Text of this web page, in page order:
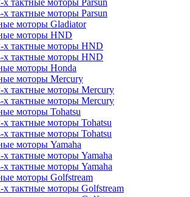
х тактные моторы Parsun
х тактные моторы Parsun
моторы Gladiator
моторы HND
х тактные моторы HND
х тактные моторы HND
моторы Honda
моторы Mercury
х тактные моторы Mercury
х тактные моторы Mercury
моторы Tohatsu
х тактные моторы Tohatsu
х тактные моторы Tohatsu
моторы Yamaha
х тактные моторы Yamaha
х тактные моторы Yamaha
моторы Golfstream
х тактные моторы Golfstream